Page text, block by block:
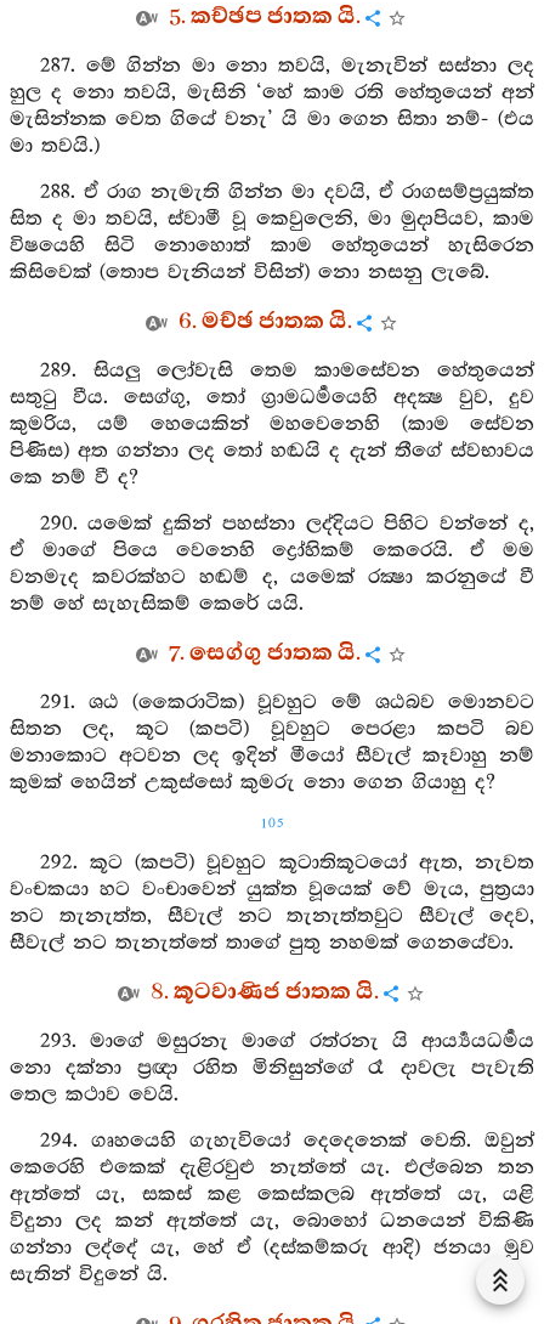
5. කච්ඡප ජාතක යි.
287. මේ ගින්න මා නො තවයි, මැනැවින් සස්නා ලද
හුල ද නො තවයි, මැසිනි ‘හේ කාම රති හේතුයෙන් අන්
මැසින්නක වෙත ගියේ වනැ’ යි මා ගෙන සිතා නම්- (එය
මා තවයි.)
288. ඒ රාග නැමැති ගින්න මා දවයි, ඒ රාගසම්ප්‍රයුක්ත
සිත ද මා තවයි, ස්වාමී වූ කෙවුලෙනි, මා මුදාපියව, කාම
විෂයෙහි සිටි නොහොත් කාම හේතුයෙන් හැසිරෙන
කිසිවෙක් (තොප වැනියන් විසින්) නො නසනු ලැබේ.
6. මච්ඡ ජාතක යි.
289. සියලු ලෝවැසි තෙම කාමසේවන හේතුයෙන්
සතුටු වීය. සෙග්ගු, තෝ ග්‍රාමධර්‍මයෙහි අදක්‍ෂ වුව, දුව
කුමරිය, යම් හෙයෙකින් මහවෙනෙහි (කාම සේවන
පිණිස) අත ගන්නා ලද තෝ හඬයි ද දැන් තීගේ ස්වභාවය
කෙ නම් වී ද?
290. යමෙක් දුකින් පහස්නා ලද්දියට පිහිට වන්නේ ද,
ඒ මාගේ පියෙ වෙනෙහි ද්‍රෝහිකම් කෙරෙයි. ඒ මම
වනමැද කවරක්හට හඬම් ද, යමෙක් රක්‍ෂා කරනුයේ වී
නම් හේ සැහැසිකම් කෙරේ යයි.
7. සෙග්ගු ජාතක යි.
291. ශඨ (කෛරාටික) වූවහුට මේ ශඨබව මොනවට
සිතන ලද, කූට (කපටි) වූවහුට පෙරළා කපටි බව
මනාකොට අටවන ලද ඉදින් මීයෝ සීවැල් කෑවාහු නම්
කුමක් හෙයින් උකුස්සෝ කුමරු නො ගෙන ගියාහු ද?
105
292. කූට (කපටි) වූවහුට කූටාතිකූටයෝ ඇත, නැවත
වංචකයා හට වංචාවෙන් යුක්ත වූයෙක් වේ මැය, පුත්‍රයා
නට තැනැත්ත, සීවැල් නට තැනැත්තවුට සීවැල් දෙව,
සීවැල් නට තැනැත්තේ තාගේ පුතු නහමක් ගෙනයේවා.
8. කූටවාණිජ ජාතක යි.
293. මාගේ මසුරනැ මාගේ රත්රනැ යි ආර්‍ය්‍යයධර්‍මය
නො දක්නා ප්‍රඥා රහිත මිනිසුන්ගේ රෑ දාවලැ පැවැති
තෙල කථාව වෙයි.
294. ගෘහයෙහි ගැහැවියෝ දෙදෙනෙක් වෙති. ඔවුන්
කෙරෙහි එකෙක් දැළිරවුළු නැත්තේ යැ. එල්බෙන තන
ඇත්තේ යැ, සකස් කළ කෙස්කලබ ඇත්තේ යැ, යළි
විදුනා ලද කන් ඇත්තේ යැ, බොහෝ ධනයෙන් විකිණි
ගන්නා ලද්දේ යැ, හේ ඒ (දස්කම්කරු ආදි) ජනයා මුව
සැතින් විදුනේ යි.